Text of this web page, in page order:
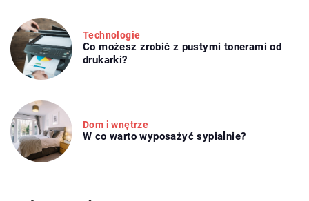
Technologie
Co możesz zrobić z pustymi tonerami od
drukarki?
Dom i wnętrze
W co warto wyposażyć sypialnie?